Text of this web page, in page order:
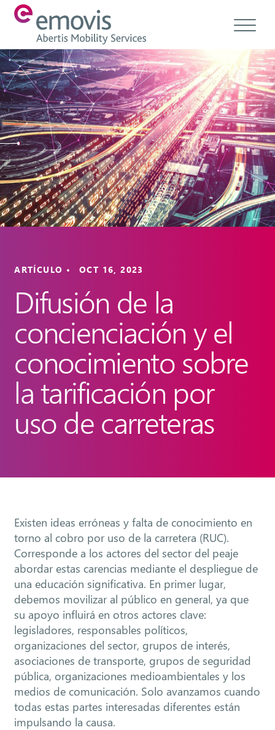
Acerca de
Productos
Servicios y soluciones
Emovis Hub
Contacto
Empleo
ES
ARTÍCULO • OCT 16, 2023
Difusión de la
concienciación y el
conocimiento sobre
la tarificación por
uso de carreteras
Existen ideas erróneas y falta de conocimiento en
torno al cobro por uso de la carretera (RUC).
Corresponde a los actores del sector del peaje
abordar estas carencias mediante el despliegue de
una educación significativa. En primer lugar,
debemos movilizar al público en general, ya que
su apoyo influirá en otros actores clave:
legisladores, responsables políticos,
organizaciones del sector, grupos de interés,
asociaciones de transporte, grupos de seguridad
pública, organizaciones medioambientales y los
medios de comunicación. Solo avanzamos cuando
todas estas partes interesadas diferentes están
impulsando la causa.